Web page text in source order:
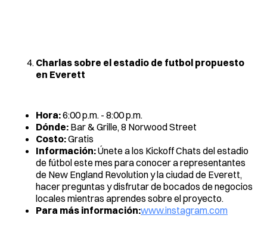
Charlas sobre el estadio de futbol propuesto
en Everett
Hora:6:00 p.m. - 8:00 p.m.
Dónde: Bar & Grille, 8 Norwood Street
Costo:Gratis
Información:Únete a los Kickoff Chats del estadio
de fútbol este mes para conocer a representantes
de New England Revolution y la ciudad de Everett,
hacer preguntas y disfrutar de bocados de negocios
locales mientras aprendes sobre el proyecto.
Para más información:www.instagram.com